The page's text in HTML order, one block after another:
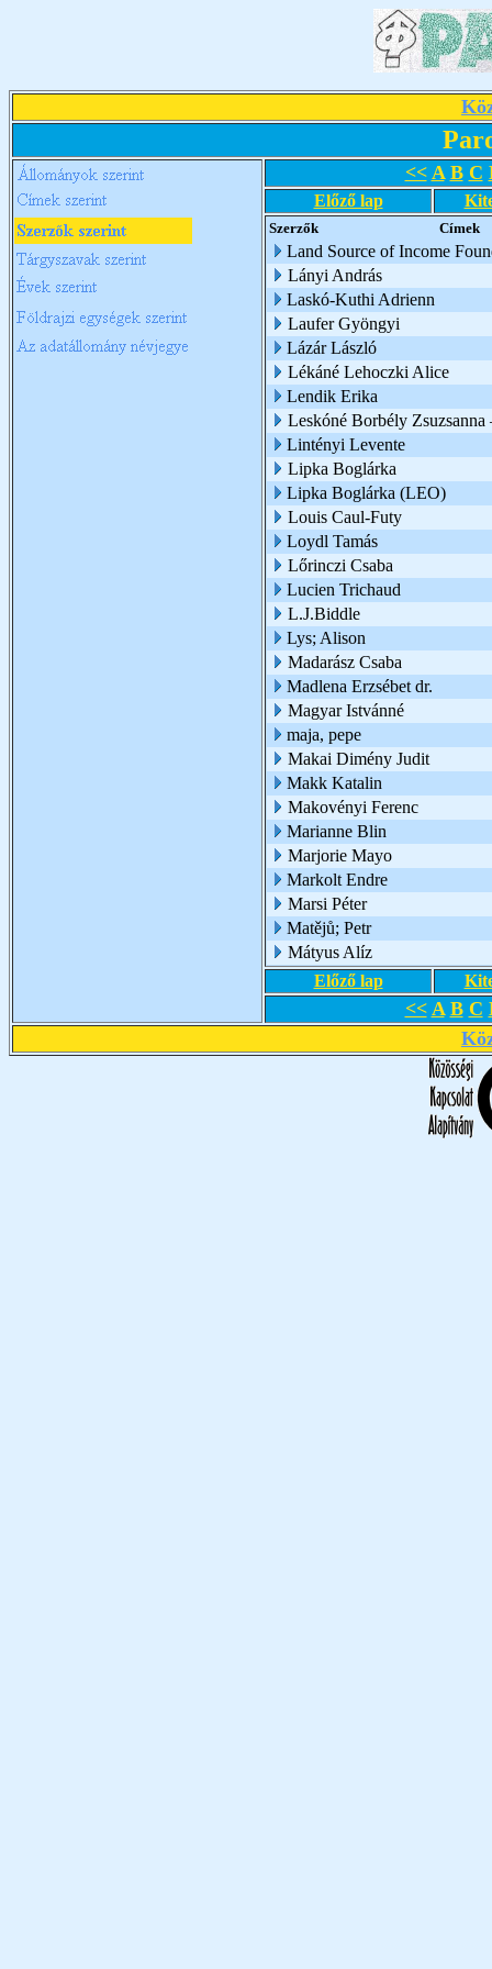
<< A B C
Előző lap
Szerzők Címek
Land Source of Income
Lányi András
Laskó-Kuthi Adrienn
Laufer Gyöngyi
Lázár László
Lékáné Lehoczki Alice
Lendik Erika
Leskóné Borbély
Lintényi Levente
Lipka Boglárka
Lipka Boglárka (LEO)
Louis Caul-Futy
Loydl Tamás
Lőrinczi Csaba
Lucien Trichaud
L.J.Biddle
Lys; Alison
Madarász Csaba
Madlena Erzsébet dr.
Magyar Istvánné
maja, pepe
Makai Dimény Judit
Makk Katalin
Makovényi Ferenc
Marianne Blin
Marjorie Mayo
Markolt Endre
Marsi Péter
Matějů; Petr
Mátyus Alíz
Előző lap
<< A B C